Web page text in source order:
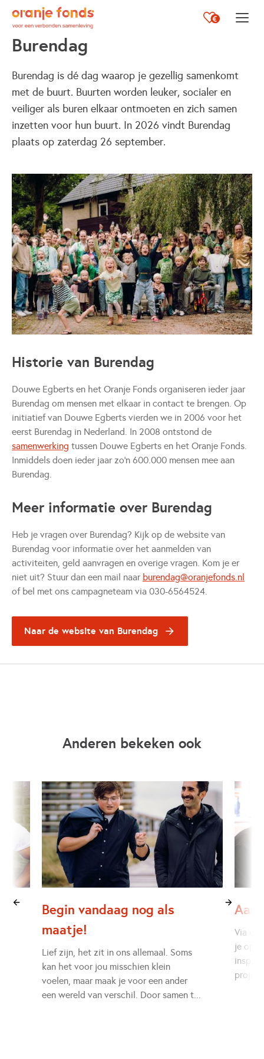
Burendag
Burendag is dé dag waarop je gezellig samenkomt
met de buurt. Buurten worden leuker, socialer en
veiliger als buren elkaar ontmoeten en zich samen
inzetten voor hun buurt. In 2026 vindt Burendag
plaats op zaterdag 26 september.
Historie van Burendag
Douwe Egberts en het Oranje Fonds organiseren ieder jaar
Burendag om mensen met elkaar in contact te brengen. Op
initiatief van Douwe Egberts vierden we in 2006 voor het
eerst Burendag in Nederland. In 2008 ontstond de
samenwerking tussen Douwe Egberts en het Oranje Fonds.
Inmiddels doen ieder jaar zo'n 600.000 mensen mee aan
Burendag.
Meer informatie over Burendag
Heb je vragen over Burendag? Kijk op de website van
Burendag voor informatie over het aanmelden van
activiteiten, geld aanvragen en overige vragen. Kom je er
niet uit? Stuur dan een mail naar burendag@oranjefonds.nl
of bel met ons campagneteam via 030-6564524.
Naar de website van Burendag
Opent in een nieuwe tab
Anderen bekeken ook
Begin vandaag nog als
maatje!
Lief zijn, het zit in ons allemaal. Soms
kan het voor jou misschien klein
voelen, maar maak je voor een ander
een wereld van verschil. Door samen t...
Via
je op